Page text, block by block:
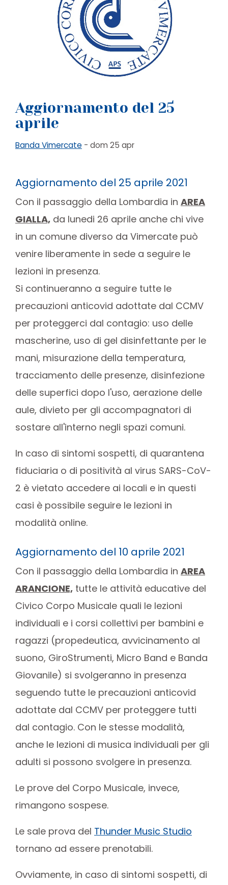
Aggiornamento del 25
aprile
Banda Vimercate - dom 25 apr
Aggiornamento del 25 aprile 2021
Con il passaggio della Lombardia in AREA
GIALLA, da lunedi 26 aprile anche chi vive
in un comune diverso da Vimercate può
venire liberamente in sede a seguire le
lezioni in presenza.
Si continueranno a seguire tutte le
precauzioni anticovid adottate dal CCMV
per proteggerci dal contagio: uso delle
mascherine, uso di gel disinfettante per le
mani, misurazione della temperatura,
tracciamento delle presenze, disinfezione
delle superfici dopo l'uso, aerazione delle
aule, divieto per gli accompagnatori di
sostare all'interno negli spazi comuni.
In caso di sintomi sospetti, di quarantena
fiduciaria o di positività al virus SARS-CoV-
2 è vietato accedere ai locali e in questi
casi è possibile seguire le lezioni in
modalità online.
Aggiornamento del 10 aprile 2021
Con il passaggio della Lombardia in AREA
ARANCIONE, tutte le attività educative del
Civico Corpo Musicale quali le lezioni
individuali e i corsi collettivi per bambini e
ragazzi (propedeutica, avvicinamento al
suono, GiroStrumenti, Micro Band e Banda
Giovanile) si svolgeranno in presenza
seguendo tutte le precauzioni anticovid
adottate dal CCMV per proteggere tutti
dal contagio. Con le stesse modalità,
anche le lezioni di musica individuali per gli
adulti si possono svolgere in presenza.
Le prove del Corpo Musicale, invece,
rimangono sospese.
Le sale prova del Thunder Music Studio
tornano ad essere prenotabili.
Ovviamente, in caso di sintomi sospetti, di